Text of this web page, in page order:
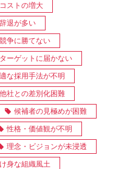
ストの増大
退が多い
争に勝てない
ーゲットに届かない
な採用手法が不明
他社との差別化困難
候補者の見極めが困難
性格・価値観が不明
理念・ビジョンが未浸透
身な組織風土